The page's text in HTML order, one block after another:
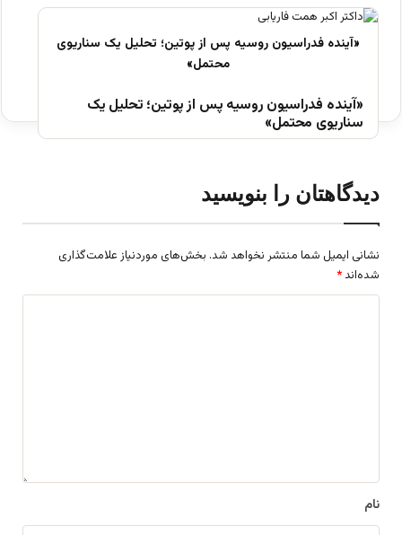
«آینده فدراسیون روسیه پس از پوتین؛ تحلیل یک
سناریوی محتمل»
دیدگاهتان را بنویسید
نشانی ایمیل شما منتشر نخواهد شد. بخش‌های موردنیاز علامت‌گذاری
شده‌اند *
نام